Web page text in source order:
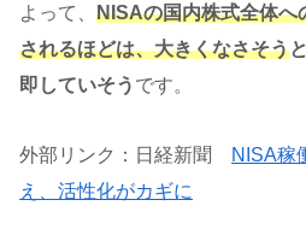
よって、 NISAの国内株式全体へ
されるほどは、大きくなさそう
即していそう です。
外部リンク：日経新聞
NISA稼
え、活性化がカギに